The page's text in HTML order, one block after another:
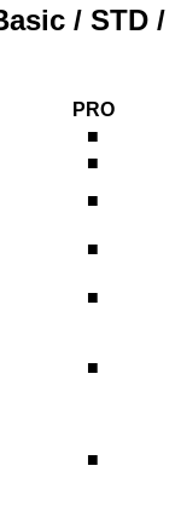
/ STD /
PRO
■
■
■
■
■
■
■